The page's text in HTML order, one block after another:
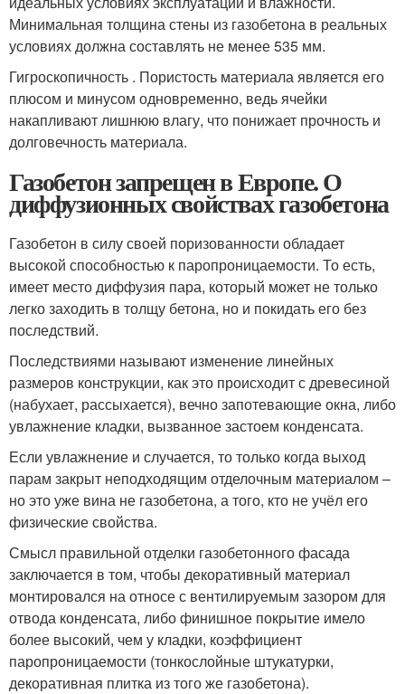
Минимальная толщина стены из газобетона в реальных
условиях должна составлять не менее 535 мм.
Гигроскопичность . Пористость материала является его
плюсом и минусом одновременно, ведь ячейки
накапливают лишнюю влагу, что понижает прочность и
долговечность материала.
Газобетон запрещен в Европе. О
диффузионных свойствах газобетона
Газобетон в силу своей поризованности обладает
высокой способностью к паропроницаемости. То есть,
имеет место диффузия пара, который может не только
легко заходить в толщу бетона, но и покидать его без
последствий.
Последствиями называют изменение линейных
размеров конструкции, как это происходит с древесиной
(набухает, рассыхается), вечно запотевающие окна, либо
увлажнение кладки, вызванное застоем конденсата.
Если увлажнение и случается, то только когда выход
парам закрыт неподходящим отделочным материалом –
но это уже вина не газобетона, а того, кто не учёл его
физические свойства.
Смысл правильной отделки газобетонного фасада
заключается в том, чтобы декоративный материал
монтировался на относе с вентилируемым зазором для
отвода конденсата, либо финишное покрытие имело
более высокий, чем у кладки, коэффициент
паропроницаемости (тонкослойные штукатурки,
декоративная плитка из того же газобетона).